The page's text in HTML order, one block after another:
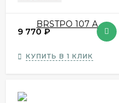
9 770₽
КУПИТЬ В 1 КЛИК